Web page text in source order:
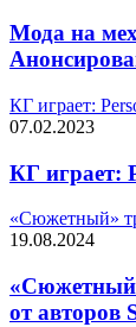
Мода на
КГ играет:
07.02.2023
КГ играет:
«Сюжетный»
19.08.2024
от авторов